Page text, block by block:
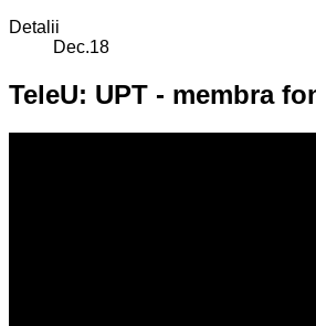
Detalii
Dec.18
TeleU: UPT - membra